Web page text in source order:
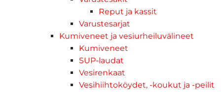
Reput ja kassit
Varustesarjat
Kumiveneet ja vesiurheiluvälineet
Kumiveneet
SUP-laudat
Vesirenkaat
Vesihiihtoköydet, -koukut ja -peilit